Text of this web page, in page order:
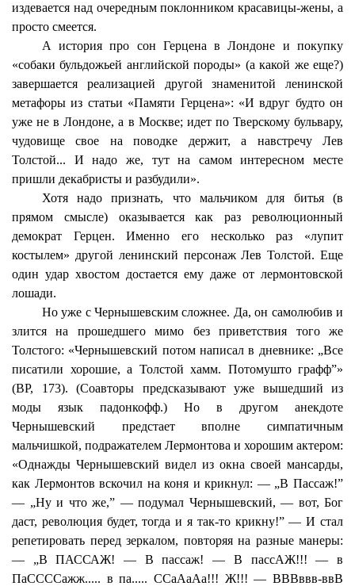
издевается над очередным поклонником красавицы-жены, а
просто смеется.
А история про сон Герцена в Лондоне и покупку
«собаки бульдожьей английской породы» (а какой же еще?)
завершается реализацией другой знаменитой ленинской
метафоры из статьи «Памяти Герцена»: «И вдруг будто он
уже не в Лондоне, а в Москве; идет по Тверскому бульвару,
чудовище свое на поводке держит, а навстречу Лев
Толстой... И надо же, тут на самом интересном месте
пришли декабристы и разбудили».
Хотя надо признать, что мальчиком для битья (в
прямом смысле) оказываетсякак раз революционный
демократ Герцен. Именно его несколько раз «лупит
костылем» другой ленинский персонаж Лев Толстой. Еще
один удар хвостом достается ему даже от лермонтовской
лошади.
Но уже с Чернышевским сложнее. Да, он самолюбив и
злится на прошедшего мимо без приветствия того же
Толстого: «Чернышевский потом написал в дневнике: „Все
писатили хорошие, а Толстой хамм. Потомушто графф”»
(ВР, 173). (Соавторы предсказывают уже вышедший из
моды язык падонкофф.) Но в другом анекдоте
Чернышевский предстает вполне симпатичным
мальчишкой, подражателем Лермонтова и хорошим актером:
«Однажды Чернышевский видел из окна своей мансарды,
как Лермонтов вскочил на коня и крикнул: — „В Пассаж!”
— „Ну и что же,” — подумал Чернышевский, — вот, Бог
даст, революция будет, тогда и я так-то крикну!” — И стал
репетировать перед зеркалом, повторяя на разные манеры:
— „В ПАССАЖ! — В пассаж! — В пассАЖ!!! — в
ПаССССажж..... в па..... ССаАаАа!!! Ж!!! — ВВВввв-ввВ